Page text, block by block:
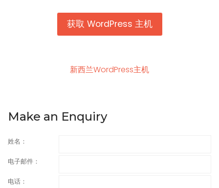
获取 WordPress 主机
新西兰WordPress主机
Make an Enquiry
姓名：
电子邮件：
电话：